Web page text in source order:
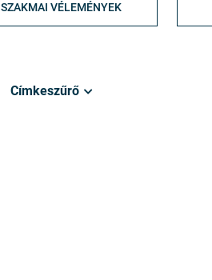
SZAKMAI VÉLEMÉNYEK
Címkeszűrő